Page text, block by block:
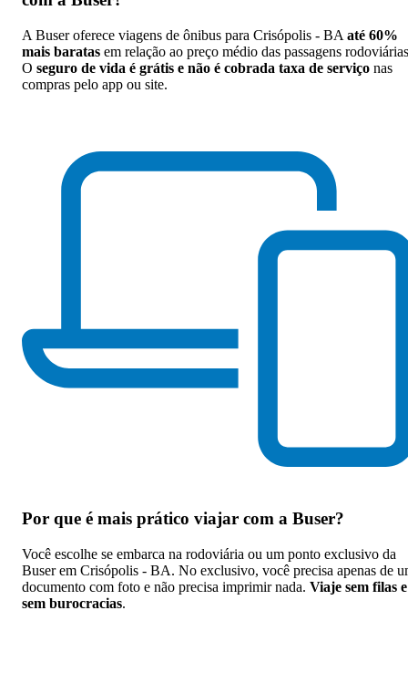
A Buser oferece viagens de ônibus para Crisópolis - BA até 60%
mais baratas em relação ao preço médio das passagens
O seguro de vida é grátis e não é cobrada taxa de serviço nas
compras pelo app ou site.
Por que é mais prático viajar com a Buser?
Você escolhe se embarca na rodoviária ou um ponto exclusivo da
Buser em Crisópolis - BA. No exclusivo, você precisa apenas de
documento com foto e não precisa imprimir nada. Viaje sem filas e
sem burocracias.